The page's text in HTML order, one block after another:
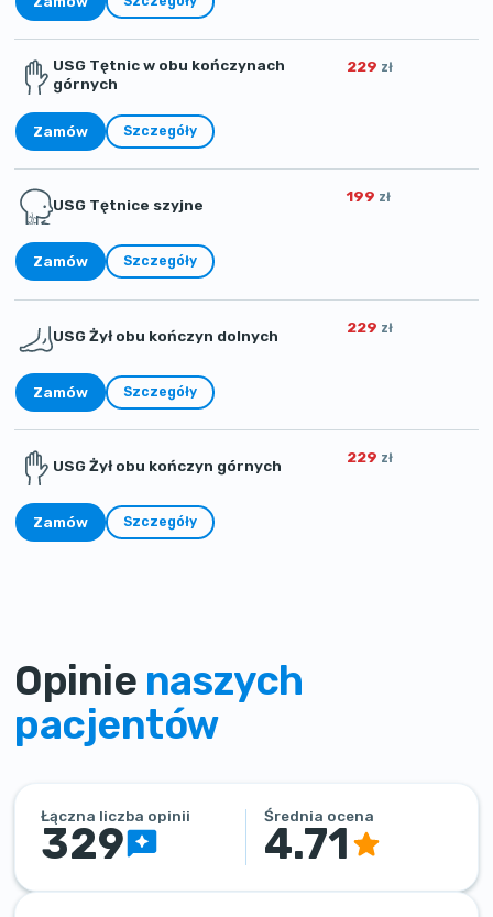
USG Tętnic w obu kończynach
górnych
229 zł
Zamów Szczegóły
USG Tętnice szyjne 199 zł
Zamów Szczegóły
USG Żył obu kończyn dolnych 229 zł
Zamów Szczegóły
USG Żył obu kończyn górnych 229 zł
Zamów Szczegóły
Opinie naszych
pacjentów
Łączna liczba opinii
329
Średnia ocena
4.71